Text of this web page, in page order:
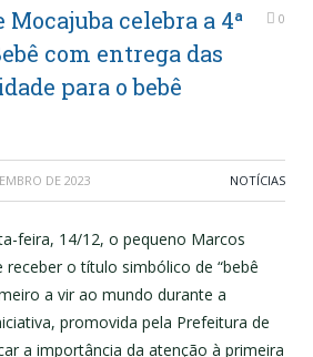
celebra a 4ª
com entrega das
para o bebê
0
DE 2023 NOTÍCIAS
feira, 14/12, o pequeno Marcos
receber o título simbólico de “bebê
a vir ao mundo durante a
promovida pela Prefeitura de
a importância da atenção à primeira